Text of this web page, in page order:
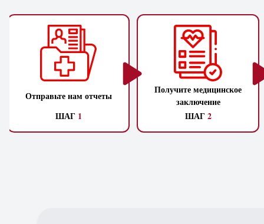
Отправьте нам отчеты
ШАГ 1
Получите медицинское
заключение
ШАГ2